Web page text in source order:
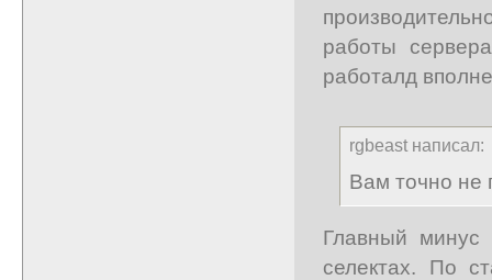
работы
работалд
rgbeast написал:
Вам точно не
Главный
селектах. По